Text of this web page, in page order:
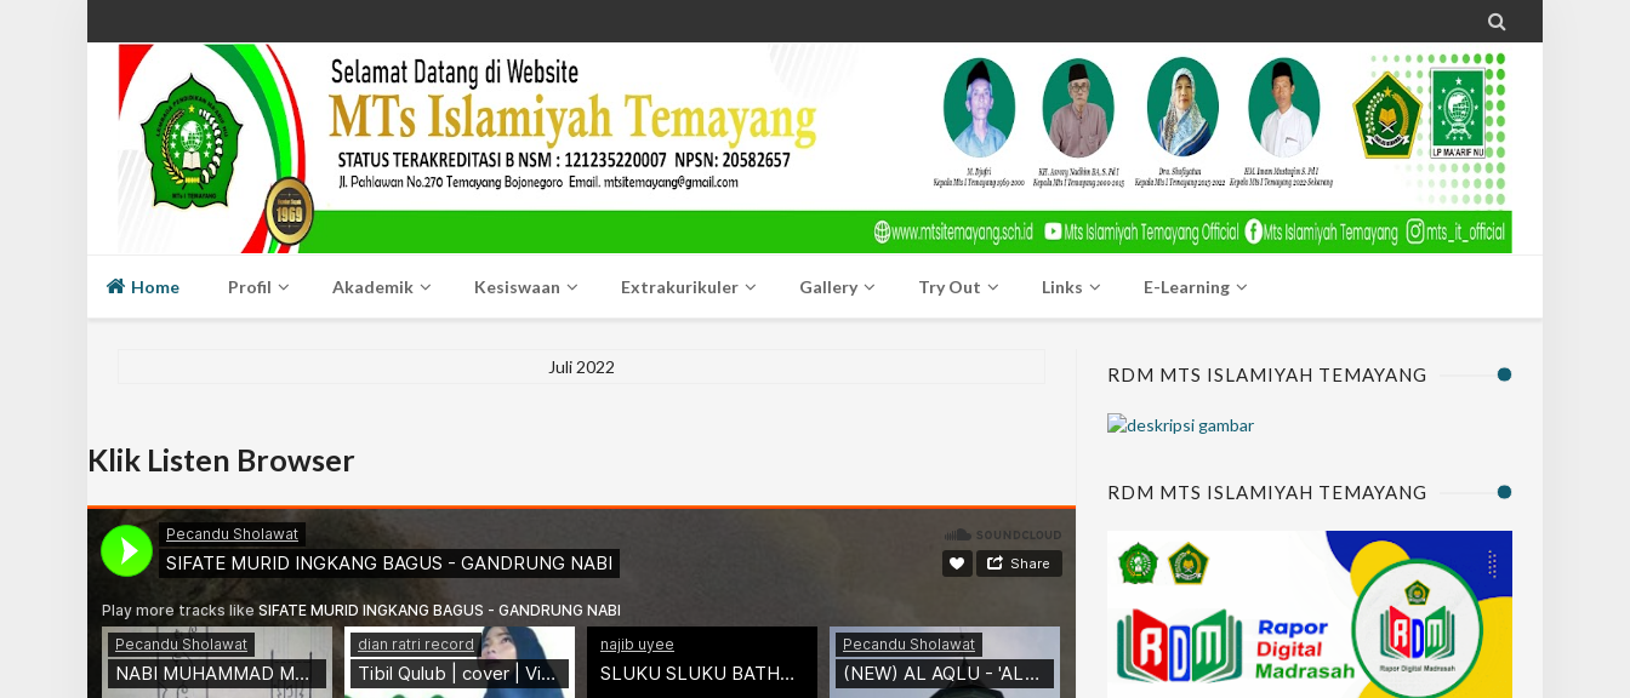

Home Profil Akademik Kesiswaan Extrakurikuler Gallery Try Out Links E-Learning
Juli 2022
Klik Listen Browser
RDM MTS ISLAMIYAH TEMAYANG
RDM MTS ISLAMIYAH TEMAYANG